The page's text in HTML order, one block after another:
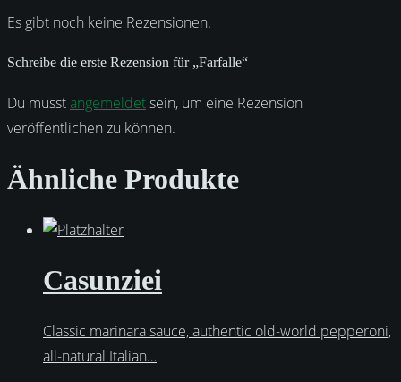
Es gibt noch keine Rezensionen.
Schreibe die erste Rezension für „Farfalle“
Du musst angemeldetsein, um eine Rezension
veröffentlichen zu können.
Ähnliche Produkte
Casunziei
Classic marinara sauce, authentic old-world pepperoni,
all-natural Italian…